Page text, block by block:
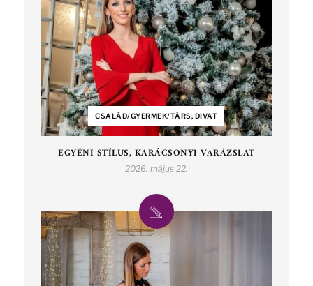
CSALÁD/GYERMEK/TÁRS, DIVAT
EGYÉNI STÍLUS, KARÁCSONYI VARÁZSLAT
2026. május 22.